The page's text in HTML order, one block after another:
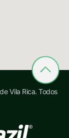
Vila Rica. Todos